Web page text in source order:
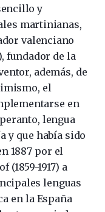
y
martinianas,
valenciano
fundador de la
además, de
el
en
lengua
y que había sido
1887 por el
1917) a
lenguas
en la España